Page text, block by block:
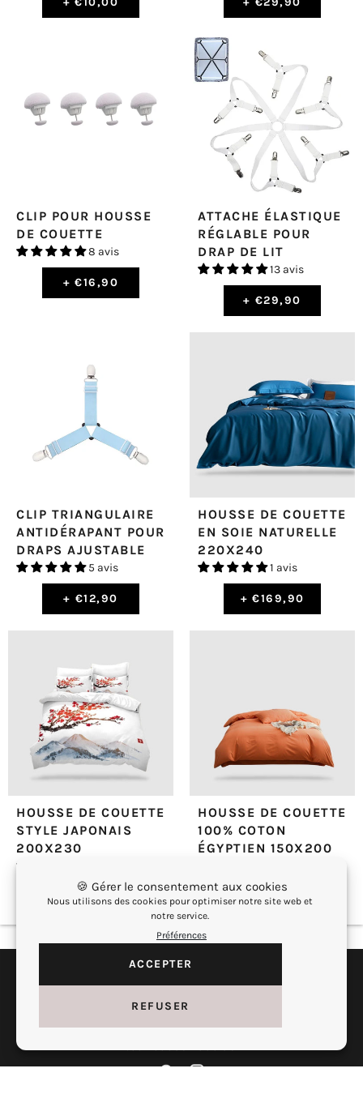
CLIP POUR HOUSSE
DE COUETTE
8 avis
+ €16,90
ATTACHE ÉLASTIQUE
RÉGLABLE POUR
DRAP DE LIT
13 avis
+ €29,90
CLIP TRIANGULAIRE
ANTIDÉRAPANT POUR
DRAPS AJUSTABLE
5 avis
+ €12,90
HOUSSE DE COUETTE
EN SOIE NATURELLE
220X240
1 avis
+ €169,90
HOUSSE DE COUETTE
STYLE JAPONAIS
200X230
+ €129,90
HOUSSE DE COUETTE
100% COTON
ÉGYPTIEN 150X200
€59,90
Mentions légales
Liens utiles
PinterestInstagram
🍪 Gérer le consentement aux cookies
Nous utilisons des cookies pour optimiser notre site web et
notre service.
Préférences
ACCEPTER
REFUSER